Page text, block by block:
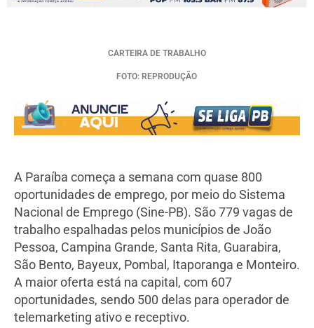
CARTEIRA DE TRABALHO
FOTO: REPRODUÇÃO
A Paraíba começa a semana com quase 800
oportunidades de emprego, por meio do Sistema
Nacional de Emprego (Sine-PB). São 779 vagas de
trabalho espalhadas pelos municípios de João
Pessoa, Campina Grande, Santa Rita, Guarabira,
São Bento, Bayeux, Pombal, Itaporanga e Monteiro.
A maior oferta está na capital, com 607
oportunidades, sendo 500 delas para operador de
telemarketing ativo e receptivo.